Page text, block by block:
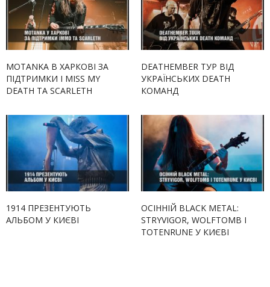
MOTANKA В ХАРКОВІ ЗА
ПІДТРИМКИ I MISS MY
DEATH ТА SCARLETH
DEATHEMBER ТУР ВІД
УКРАЇНСЬКИХ DEATH
КОМАНД
1914 ПРЕЗЕНТУЮТЬ
АЛЬБОМ У КИЄВІ
ОСІННІЙ BLACK METAL:
STRYVIGOR, WOLFTOMB І
TOTENRUNE У КИЄВІ